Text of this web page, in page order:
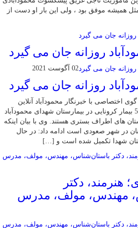
همیشه موفق بود ، ولی این بار او دست از
روزانه جان می گیرد
02 آگوست 2021
روزانه جان می گیرد
اختصاصی با خبرنگار محمودآباد آنلاین
افزود:در حال حاضر 50 بیمار کرونایی در بیمارستان شهدای محمودآباد
های اطراف بستری هستند. وی با بیان اینکه
در شهر صعودی است ادامه داد: در حال
شهدا تکمیل شده است و […]
هنرمند، دکتر
مهندس، مولف، مدرس